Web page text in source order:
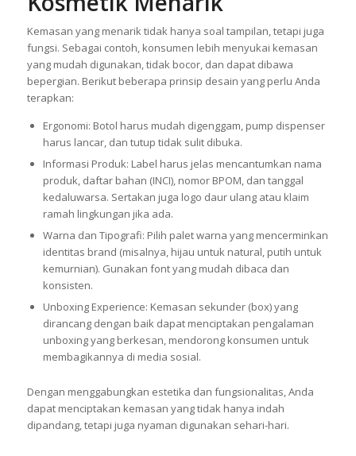
Kemasan yang menarik tidak hanya soal tampilan, tetapi juga
fungsi. Sebagai contoh, konsumen lebih menyukai kemasan
yang mudah digunakan, tidak bocor, dan dapat dibawa
bepergian. Berikut beberapa prinsip desain yang perlu Anda
terapkan:
Ergonomi: Botol harus mudah digenggam, pump dispenser
harus lancar, dan tutup tidak sulit dibuka.
Informasi Produk: Label harus jelas mencantumkan nama
produk, daftar bahan (INCI), nomor BPOM, dan tanggal
kedaluwarsa. Sertakan juga logo daur ulang atau klaim
ramah lingkungan jika ada.
Warna dan Tipografi: Pilih palet warna yang mencerminkan
identitas brand (misalnya, hijau untuk natural, putih untuk
kemurnian). Gunakan font yang mudah dibaca dan
konsisten.
Unboxing Experience: Kemasan sekunder (box) yang
dirancang dengan baik dapat menciptakan pengalaman
unboxing yang berkesan, mendorong konsumen untuk
membagikannya di media sosial.
Dengan menggabungkan estetika dan fungsionalitas, Anda
dapat menciptakan kemasan yang tidak hanya indah
dipandang, tetapi juga nyaman digunakan sehari-hari.